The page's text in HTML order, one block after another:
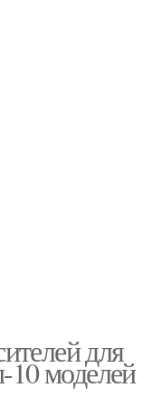
для
10 моделей